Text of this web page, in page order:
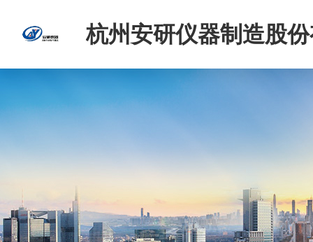
杭州安研仪器制造股
司